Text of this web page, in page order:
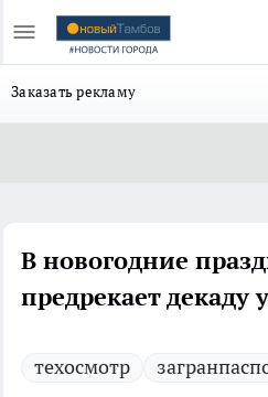
Заказать рекламу
В новогодние
предрекает декаду
техосмотр